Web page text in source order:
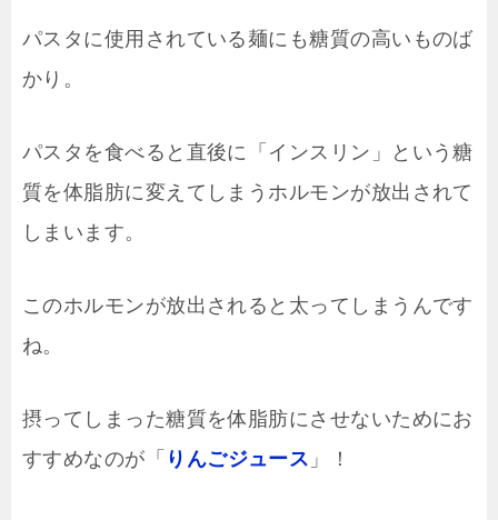
パスタに使用されている麺にも糖質の高いものば
かり。
パスタを食べると直後に「インスリン」という糖
質を体脂肪に変えてしまうホルモンが放出されて
しまいます。
このホルモンが放出されると太ってしまうんです
ね。
摂ってしまった糖質を体脂肪にさせないためにお
すすめなのが「 りんごジュース 」！